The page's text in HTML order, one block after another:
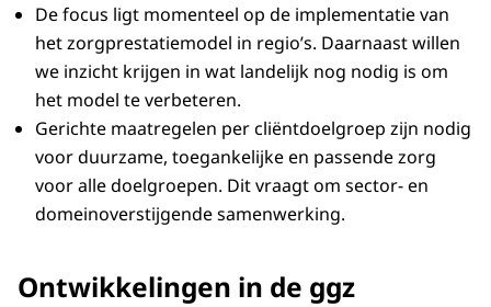
De focus ligt momenteel op de implementatie van
het zorgprestatiemodel in regio’s. Daarnaast willen
we inzicht krijgen in wat landelijk nog nodig is om
het model te verbeteren.
Gerichte maatregelen per cliëntdoelgroep zijn nodig
voor duurzame, toegankelijke en passende zorg
voor alle doelgroepen. Dit vraagt om sector- en
domeinoverstijgende samenwerking.
Ontwikkelingen in de ggz